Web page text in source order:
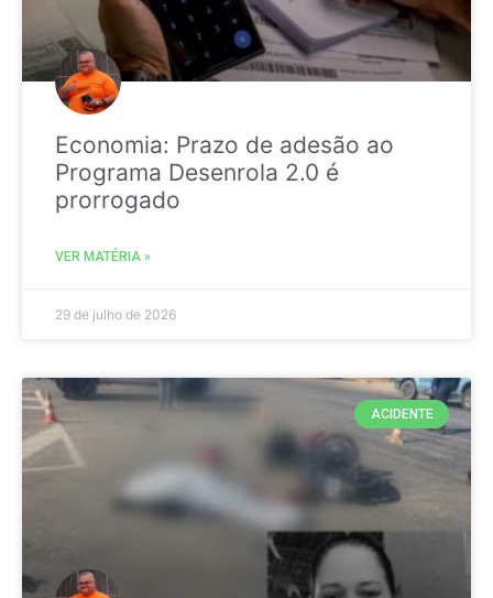
Economia: Prazo de adesão ao
Programa Desenrola 2.0 é
prorrogado
VER MATÉRIA »
29 de julho de 2026
ACIDENTE